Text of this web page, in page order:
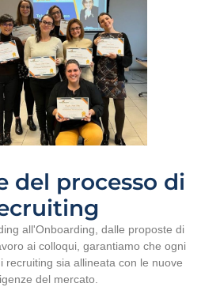
del processo di
all'Onboarding, dalle proposte di
ai colloqui, garantiamo che ogni
recruiting sia allineata con le nuove
del mercato.